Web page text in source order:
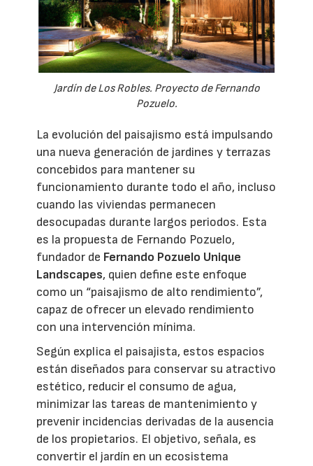
Jardín de Los Robles. Proyecto de Fernando
Pozuelo.
La evolución del paisajismo está impulsando
una nueva generación de jardines y terrazas
concebidos para mantener su
funcionamiento durante todo el año, incluso
cuando las viviendas permanecen
desocupadas durante largos periodos. Esta
es la propuesta de Fernando Pozuelo,
fundador de Fernando Pozuelo Unique
Landscapes, quien define este enfoque
como un “paisajismo de alto rendimiento”,
capaz de ofrecer un elevado rendimiento
con una intervención mínima.
Según explica el paisajista, estos espacios
están diseñados para conservar su atractivo
estético, reducir el consumo de agua,
minimizar las tareas de mantenimiento y
prevenir incidencias derivadas de la ausencia
de los propietarios. El objetivo, señala, es
convertir el jardín en un ecosistema